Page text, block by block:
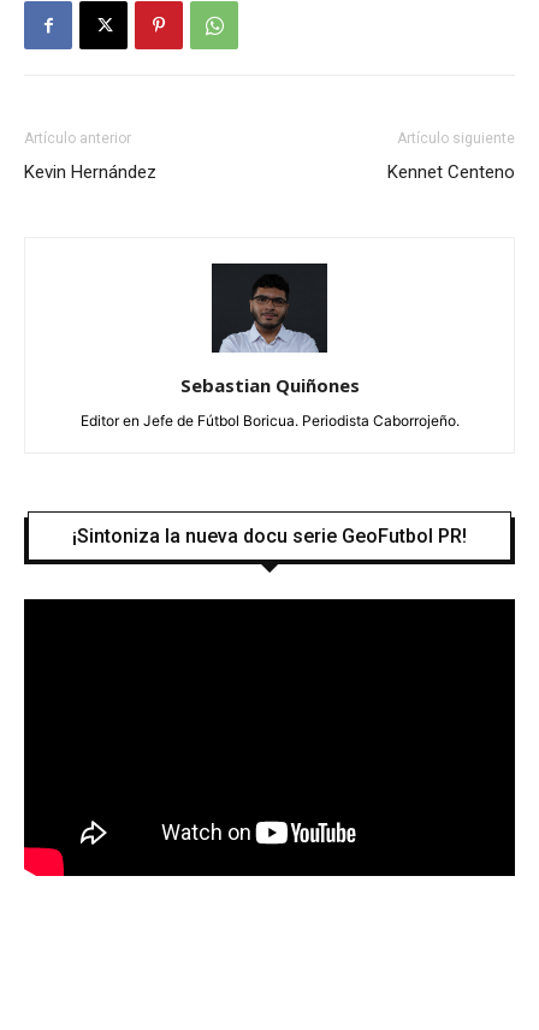
Artículo anterior
Kevin Hernández
Artículo siguiente
Kennet Centeno
Sebastian Quiñones
Editor en Jefe de Fútbol Boricua. Periodista Caborrojeño.
¡Sintoniza la nueva docu serie GeoFutbol PR!